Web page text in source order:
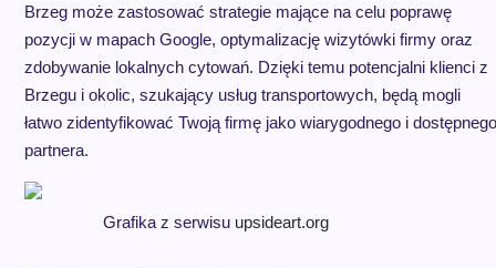
Brzeg może zastosować strategie mające na celu poprawę
pozycji w mapach Google, optymalizację wizytówki firmy oraz
zdobywanie lokalnych cytowań. Dzięki temu potencjalni klienci z
Brzegu i okolic, szukający usług transportowych, będą mogli
łatwo zidentyfikować Twoją firmę jako wiarygodnego i dostępnego
partnera.
Grafika z serwisu upsideart.org